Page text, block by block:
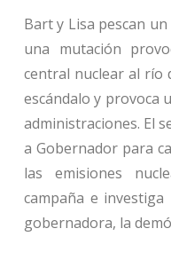
Bart y Lisa pescan
una mutación
central nuclear al río
escándalo y provoca
administraciones. El
a Gobernador para
las emisiones
campaña e
gobernadora, la